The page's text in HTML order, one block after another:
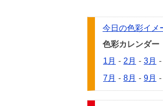
今日の色彩イメ
色彩カレンダー
1月 - 2月 - 3月 -
7月 - 8月 - 9月 -